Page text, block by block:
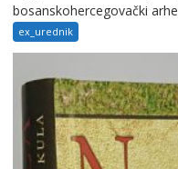
bosanskohercegovački
ex_urednik